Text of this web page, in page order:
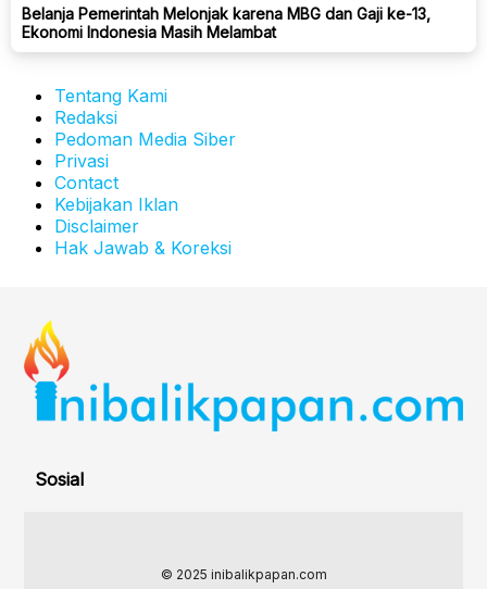
Belanja Pemerintah Melonjak karena MBG dan Gaji ke-13,
Ekonomi Indonesia Masih Melambat
Tentang Kami
Redaksi
Pedoman Media Siber
Privasi
Contact
Kebijakan Iklan
Disclaimer
Hak Jawab & Koreksi
Sosial
© 2025 inibalikpapan.com